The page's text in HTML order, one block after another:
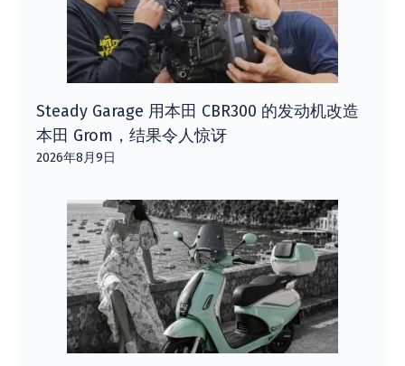
Steady Garage 用本田 CBR300 的发动机改造
本田 Grom，结果令人惊讶
2026年8月9日